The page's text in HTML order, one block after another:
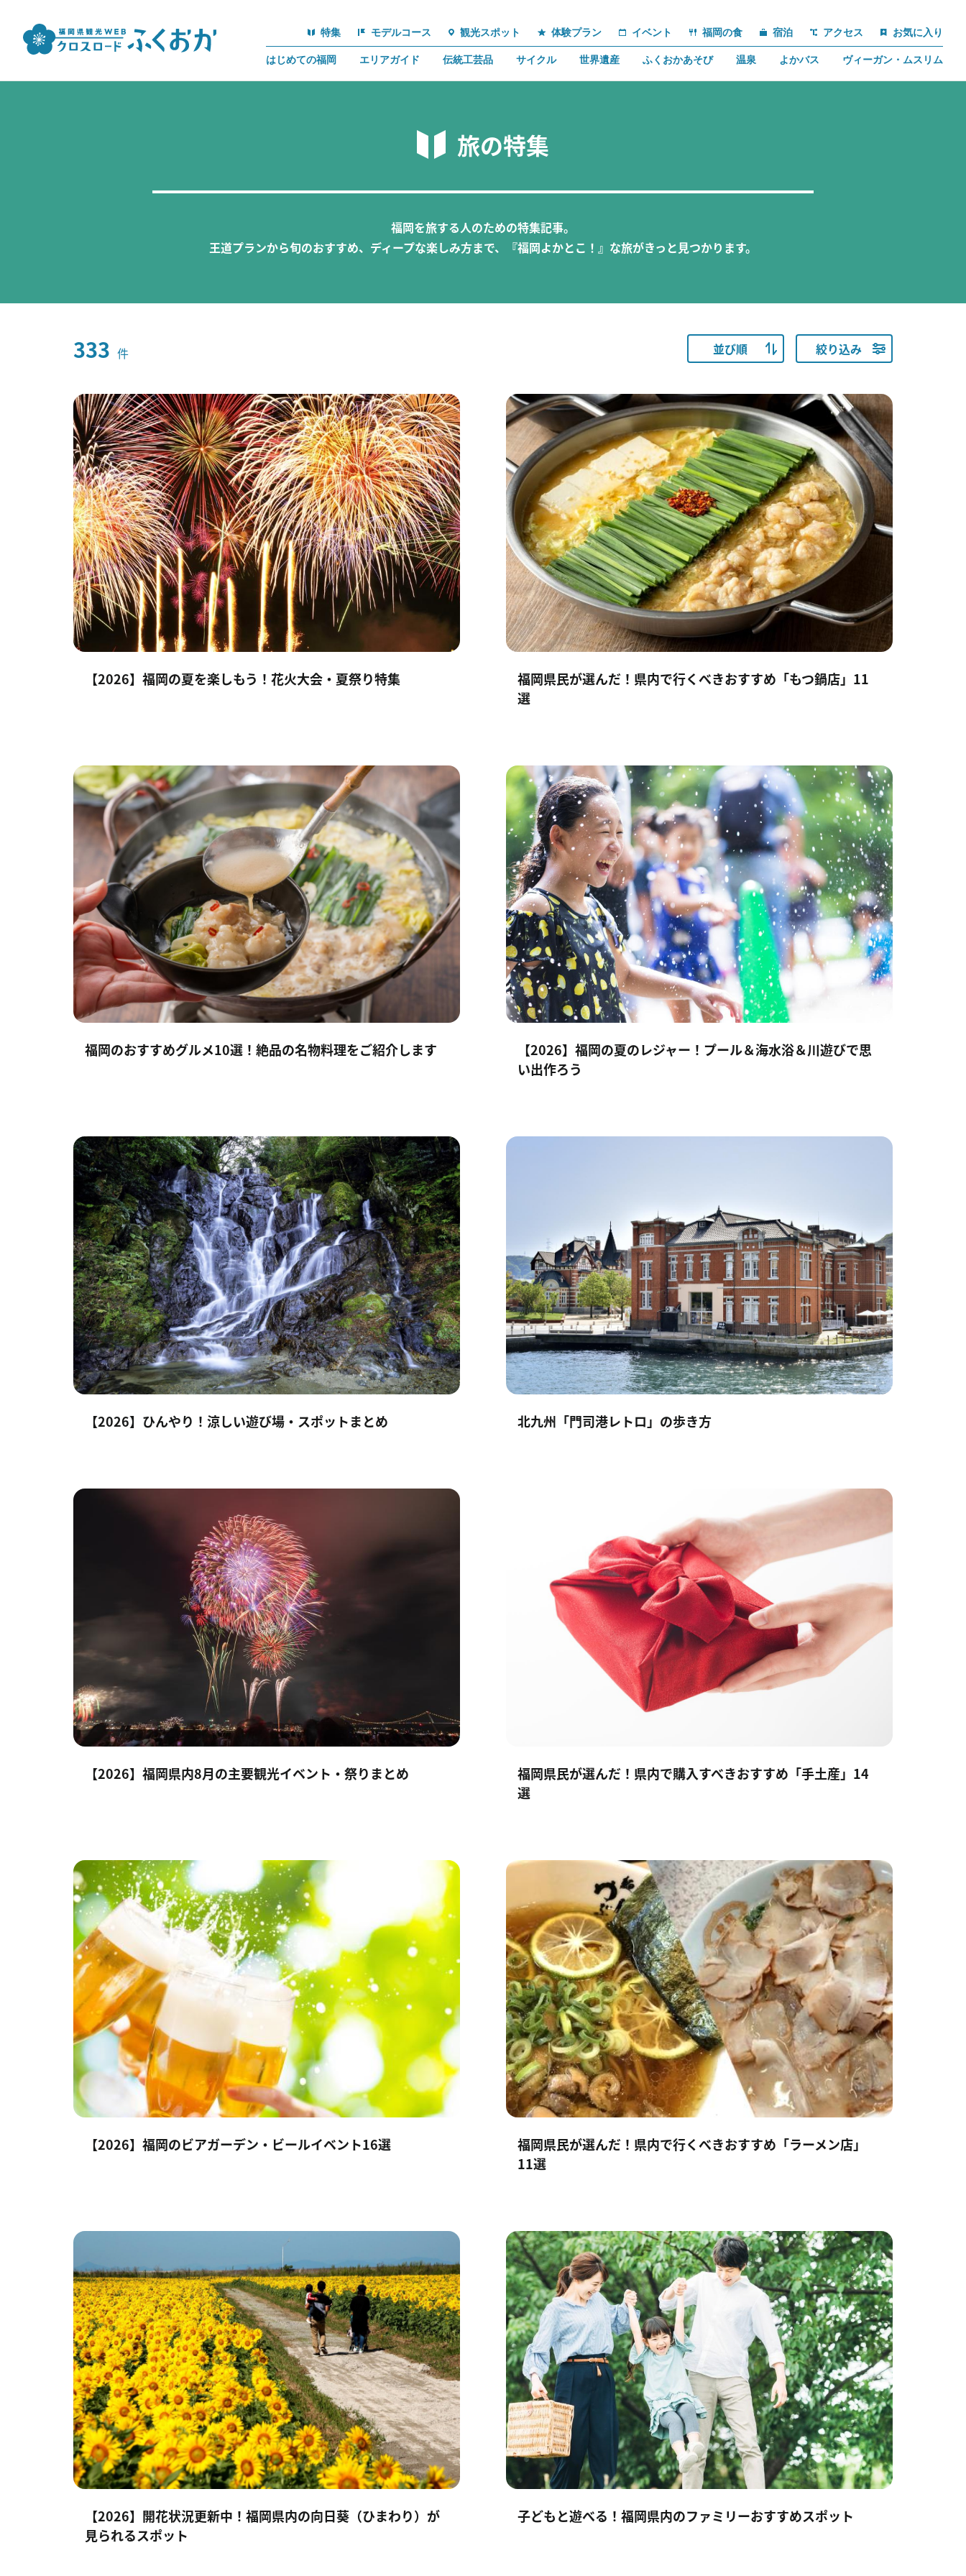
特集 モデルコース 観光スポット 体験プラン イベント 福岡の食 宿泊 アクセス お気に入り
はじめての福岡 エリアガイド 伝統工芸品 サイクル 世界遺産 ふくおかあそび 温泉 よかバス ヴィーガン・ムスリム
旅の特集
福岡を旅する人のための特集記事。
王道プランから旬のおすすめ、ディープな楽しみ方まで、『福岡よかとこ！』な旅がきっと見つかります。
333 件 並び順 絞り込み
【2026】福岡の夏を楽しもう！花火大会・夏祭り特集
福岡県民が選んだ！県内で行くべきおすすめ「もつ鍋店」11
選
福岡のおすすめグルメ10選！絶品の名物料理をご紹介します
【2026】福岡の夏のレジャー！プール＆海水浴＆川遊びで思
い出作ろう
【2026】ひんやり！涼しい遊び場・スポットまとめ 北九州「門司港レトロ」の歩き方
【2026】福岡県内8月の主要観光イベント・祭りまとめ
福岡県民が選んだ！県内で購入すべきおすすめ「手土産」14
選
【2026】福岡のビアガーデン・ビールイベント16選
福岡県民が選んだ！県内で行くべきおすすめ「ラーメン店」
11選
【2026】開花状況更新中！福岡県内の向日葵（ひまわり）が
見られるスポット
子どもと遊べる！福岡県内のファミリーおすすめスポット